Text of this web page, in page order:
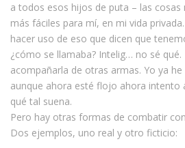
a todos esos hijos de puta – las cosas
más fáciles para mí, en mi vida
hacer uso de eso que dicen que
¿cómo se llamaba? Intelig… no sé
acompañarla de otras armas. Yo ya
aunque ahora esté flojo ahora intento
qué tal suena.
Pero hay otras formas de combatir
Dos ejemplos, uno real y otro ficticio: